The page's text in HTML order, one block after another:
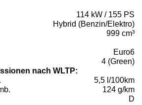
114 kW / 155 PS
Hybrid (Benzin/Elektro)
999 cm³
Euro6
4 (Green)
nach WLTP:
5,5 l/100km
124 g/km
D